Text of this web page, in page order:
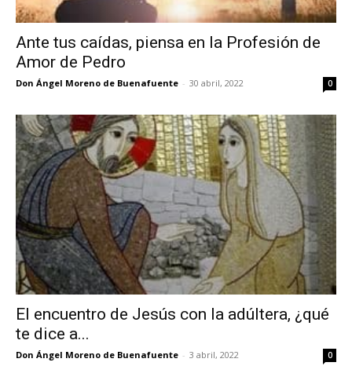
Ante tus caídas, piensa en la Profesión de
Amor de Pedro
Don Ángel Moreno de Buenafuente - 30 abril, 2022 0
El encuentro de Jesús con la adúltera, ¿qué
te dice a...
Don Ángel Moreno de Buenafuente - 3 abril, 2022 0